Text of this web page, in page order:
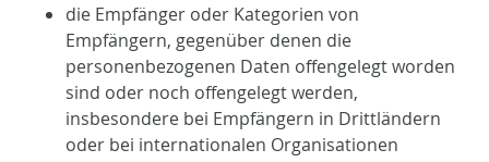
die Empfänger oder Kategorien von
Empfängern, gegenüber denen die
personenbezogenen Daten offengelegt worden
sind oder noch offengelegt werden,
insbesondere bei Empfängern in Drittländern
oder bei internationalen Organisationen